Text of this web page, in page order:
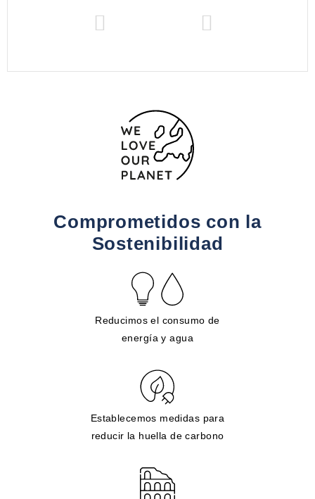
Comprometidos con la
Sostenibilidad
Reducimos el consumo de
energía y agua
Establecemos medidas para
reducir la huella de carbono